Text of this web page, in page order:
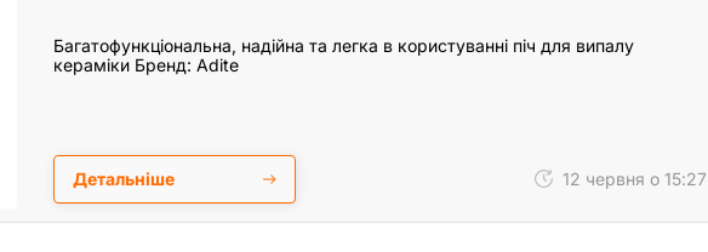
Багатофункціональна, надійна та легка в користуванні піч для випалу
кераміки Бренд: Adite
Детальніше 12 червня о 15:27